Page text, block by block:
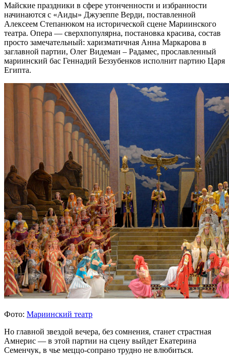
Майские праздники в сфере утонченности и избранности
начинаются с «Аиды» Джузеппе Верди, поставленной
Алексеем Степанюком на исторической сцене Мариинского
театра. Опера — сверхпопулярна, постановка красива, состав
просто замечательный: харизматичная Анна Маркарова в
заглавной партии, Олег Видеман – Радамес, прославленный
мариинский бас Геннадий Беззубенков исполнит партию Царя
Египта.
Фото: Мариинский театр
Но главной звездой вечера, без сомнения, станет страстная
Амнерис — в этой партии на сцену выйдет Екатерина
Семенчук, в чье меццо-сопрано трудно не влюбиться.